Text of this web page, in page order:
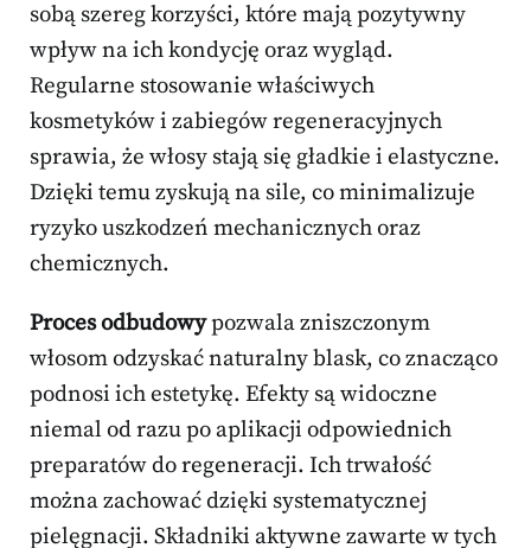
sobą szereg korzyści, które mają pozytywny
wpływ na ich kondycję oraz wygląd.
Regularne stosowanie właściwych
kosmetyków i zabiegów regeneracyjnych
sprawia, że włosy stają się gładkie i elastyczne.
Dzięki temu zyskują na sile, co minimalizuje
ryzyko uszkodzeń mechanicznych oraz
chemicznych.
Proces odbudowypozwala zniszczonym
włosom odzyskać naturalny blask, co znacząco
podnosi ich estetykę. Efekty są widoczne
niemal od razu po aplikacji odpowiednich
preparatów do regeneracji. Ich trwałość
można zachować dzięki systematycznej
pielęgnacji. Składniki aktywne zawarte w tych